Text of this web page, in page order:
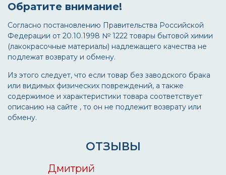
Обратите внимание!
Согласно постановлению Правительства Российской
Федерации от 20.10.1998 № 1222 товары бытовой химии
(лакокрасочные материалы) надлежащего качества не
подлежат возврату и обмену.
Из этого следует, что если товар без заводского брака
или видимых физических повреждений, а также
содержимое и характеристики товара соответствует
описанию на сайте , то он не подлежит возврату или
обмену.
ОТЗЫВЫ
Дмитрий